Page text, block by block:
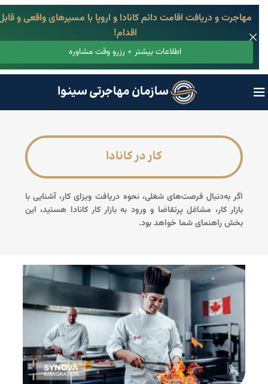
سازمان مهاجرتی سینوا
کار در کانادا
اگر به‌دنبال فرصت‌های شغلی، نحوه دریافت ویزای کار، آشنایی با
بازار کار، مشاغل پرتقاضا و ورود به بازار کار کانادا هستید، این
بخش راهنمای شما خواهد بود.
مهاجرت و دریافت اقامت دائم کانادا و اروپا با مسیرهای واقعی و
اقدام!
اطلاعات بیشتر + رزرو وقت مشاوره